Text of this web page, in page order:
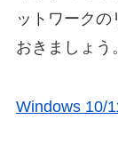
ットワーク
おきましょう。
Windows 10/